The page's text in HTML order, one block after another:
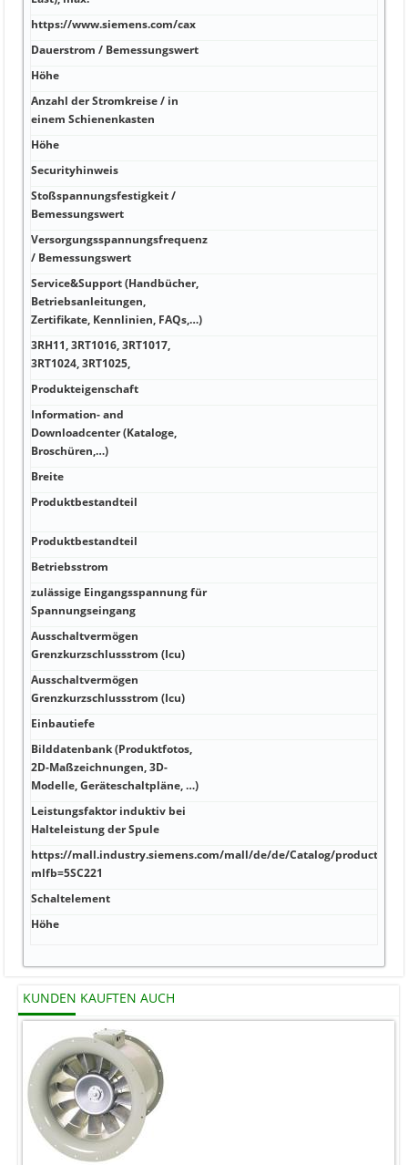
https://www.siemens.com/cax
Dauerstrom / Bemessungswert
Höhe
Anzahl der Stromkreise / in
einem Schienenkasten
Höhe
Securityhinweis
Stoßspannungsfestigkeit /
Bemessungswert
Versorgungsspannungsfrequenz
/ Bemessungswert
Service&Support (Handbücher,
Betriebsanleitungen,
Zertifikate, Kennlinien, FAQs,…)
3RH11, 3RT1016, 3RT1017,
3RT1024, 3RT1025,
Produkteigenschaft
Information- and
Downloadcenter (Kataloge,
Broschüren,…)
Breite
Produktbestandteil
Produktbestandteil
Betriebsstrom
zulässige Eingangsspannung für
Spannungseingang
Ausschaltvermögen
Grenzkurzschlussstrom (Icu)
Ausschaltvermögen
Grenzkurzschlussstrom (Icu)
Einbautiefe
Bilddatenbank (Produktfotos,
2D-Maßzeichnungen, 3D-
Modelle, Geräteschaltpläne, …)
Leistungsfaktor induktiv bei
Halteleistung der Spule
https://mall.industry.siemens.com/mall/de/de/Catalog/product?
mlfb=5SC221
Schaltelement
Höhe
KUNDEN KAUFTEN AUCH